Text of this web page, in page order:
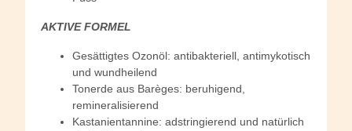
AKTIVE FORMEL
Gesättigtes Ozonöl: antibakteriell, antimykotisch
und wundheilend
Tonerde aus Barèges: beruhigend,
remineralisierend
Kastanientannine: adstringierend und natürlich